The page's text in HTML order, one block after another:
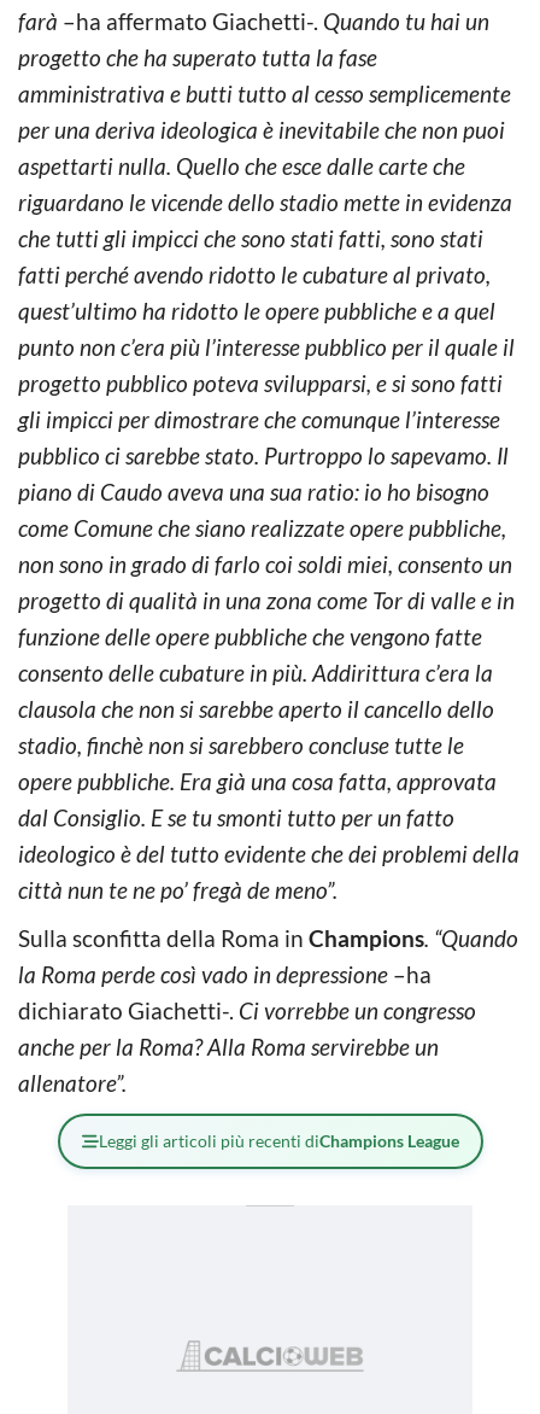
farà –ha affermato Giachetti-. Quando tu hai un
progetto che ha superato tutta la fase
amministrativa e butti tutto al cesso semplicemente
per una deriva ideologica è inevitabile che non puoi
aspettarti nulla. Quello che esce dalle carte che
riguardano le vicende dello stadio mette in evidenza
che tutti gli impicci che sono stati fatti, sono stati
fatti perché avendo ridotto le cubature al privato,
quest’ultimo ha ridotto le opere pubbliche e a quel
punto non c’era più l’interesse pubblico per il quale il
progetto pubblico poteva svilupparsi, e si sono fatti
gli impicci per dimostrare che comunque l’interesse
pubblico ci sarebbe stato. Purtroppo lo sapevamo. Il
piano di Caudo aveva una sua ratio: io ho bisogno
come Comune che siano realizzate opere pubbliche,
non sono in grado di farlo coi soldi miei, consento un
progetto di qualità in una zona come Tor di valle e in
funzione delle opere pubbliche che vengono fatte
consento delle cubature in più. Addirittura c’era la
clausola che non si sarebbe aperto il cancello dello
stadio, finchè non si sarebbero concluse tutte le
opere pubbliche. Era già una cosa fatta, approvata
dal Consiglio. E se tu smonti tutto per un fatto
ideologico è del tutto evidente che dei problemi della
città nun te ne po’ fregà de meno”.
Sulla sconfitta della Roma in Champions. “Quando
la Roma perde così vado in depressione –ha
dichiarato Giachetti-. Ci vorrebbe un congresso
anche per la Roma? Alla Roma servirebbe un
allenatore”.
Leggi gli articoli più recenti diChampions League